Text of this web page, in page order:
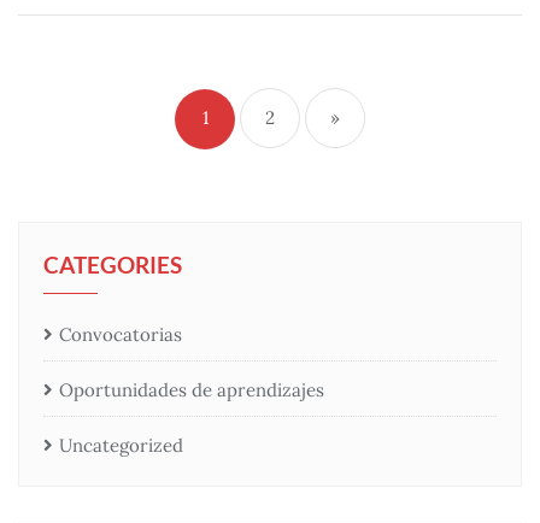
1 2 »
CATEGORIES
Convocatorias
Oportunidades de aprendizajes
Uncategorized